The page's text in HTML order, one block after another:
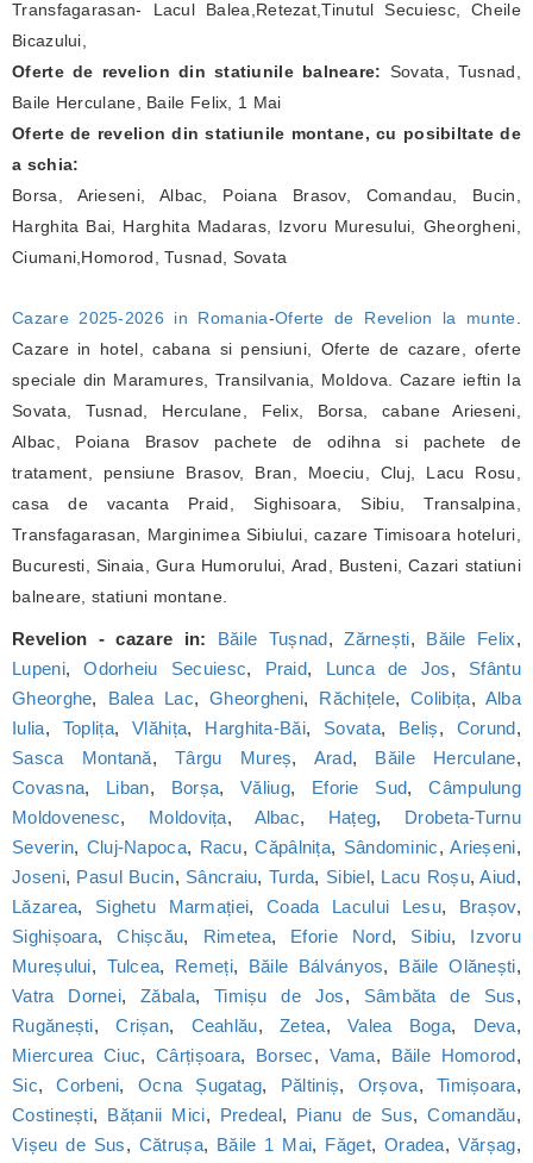
Transfagarasan- Lacul Balea,Retezat,Tinutul Secuiesc, Cheile
Bicazului,
Oferte de revelion din statiunile balneare: Sovata, Tusnad,
Baile Herculane, Baile Felix, 1 Mai
Oferte de revelion din statiunile montane, cu posibiltate de
a schia:
Borsa, Arieseni, Albac, Poiana Brasov, Comandau, Bucin,
Harghita Bai, Harghita Madaras, Izvoru Muresului, Gheorgheni,
Ciumani,Homorod, Tusnad, Sovata
Cazare 2025-2026 in Romania-Oferte de Revelion la munte
Cazare in hotel, cabana si pensiuni, Oferte de cazare, oferte
speciale din Maramures, Transilvania, Moldova. Cazare ieftin la
Sovata, Tusnad, Herculane, Felix, Borsa, cabane Arieseni,
Albac, Poiana Brasov pachete de odihna si pachete de
tratament, pensiune Brasov, Bran, Moeciu, Cluj, Lacu Rosu,
casa de vacanta Praid, Sighisoara, Sibiu, Transalpina,
Transfagarasan, Marginimea Sibiului, cazare Timisoara hoteluri,
Bucuresti, Sinaia, Gura Humorului, Arad, Busteni, Cazari statiuni
balneare, statiuni montane.
Revelion - cazare in: Băile Tușnad,Zărnești, Băile Felix,
Lupeni,Odorheiu Secuiesc, Praid, Lunca de Jos, Sfântu
Gheorghe, Balea Lac,Gheorgheni, Răchițele,Colibița, Alba
Iulia, Toplița,Vlăhița, Harghita-Băi, Sovata, Beliș, Corund,
Sasca Montană,Târgu Mureș, Arad, Băile Herculane,
Covasna, Liban, Borșa,Văliug, Eforie Sud,Câmpulung
Moldovenesc, Moldovița, Albac, Hațeg, Drobeta-Turnu
Severin, Cluj-Napoca, Racu,Căpâlnița, Sândominic,Arieșeni,
Joseni, Pasul Bucin, Sâncraiu, Turda, Sibiel, Lacu Roșu,Aiud,
Lăzarea, Sighetu Marmației,Coada Lacului Lesu, Brașov,
Sighișoara,Chișcău, Rimetea, Eforie Nord, Sibiu, Izvoru
Mureșului, Tulcea, Remeți, Băile Bálványos, Băile Olănești,
Vatra Dornei,Zăbala, Timișu de Jos, Sâmbăta de Sus,
Rugănești,Crișan, Ceahlău,Zetea,Valea Boga, Deva,
Miercurea Ciuc,Cârțișoara, Borsec, Vama, Băile Homorod,
Sic,Corbeni, Ocna Șugatag, Păltiniș, Orșova, Timișoara,
Costinești, Bățanii Mici, Predeal, Pianu de Sus,Comandău,
Vișeu de Sus, Cătrușa, Băile 1 Mai, Făget, Oradea, Vărșag,